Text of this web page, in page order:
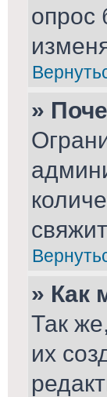
опрос
»
» Как
Так
их